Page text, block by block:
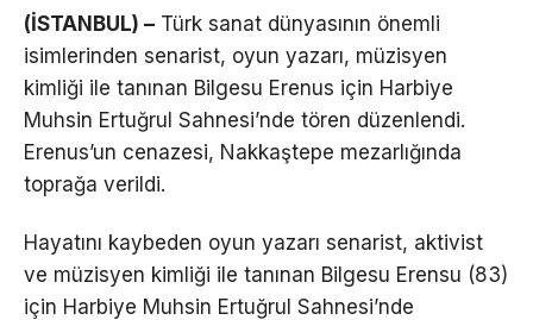
(İSTANBUL) – Türk sanat dünyasının önemli
isimlerinden senarist, oyun yazarı, müzisyen
kimliği ile tanınan Bilgesu Erenus için Harbiye
Muhsin Ertuğrul Sahnesi’nde tören düzenlendi.
Erenus’un cenazesi, Nakkaştepe mezarlığında
toprağa verildi.
Hayatını kaybeden oyun yazarı senarist, aktivist
ve müzisyen kimliği ile tanınan Bilgesu Erensu (83)
için Harbiye Muhsin Ertuğrul Sahnesi’nde